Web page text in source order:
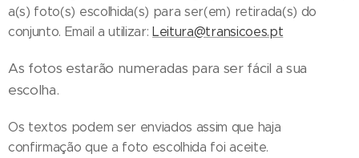
a(s) foto(s) escolhida(s) para ser(em) retirada(s) do
conjunto. Email a utilizar:Leitura@transicoes.pt
As fotos estarão numeradas para ser fácil a sua
escolha.
Os textos podem ser enviados assim que haja
confirmação que a foto escolhida foi aceite.